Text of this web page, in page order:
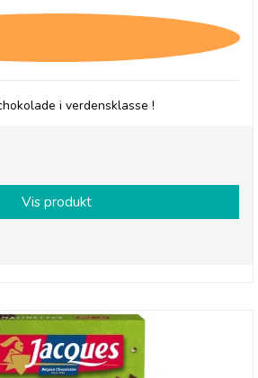
i verdensklasse !
Vis produkt